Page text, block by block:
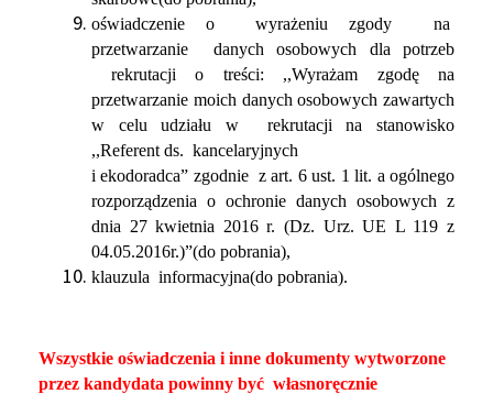
oświadczenie o wyrażeniu zgody na
przetwarzanie danych osobowych dla potrzeb
rekrutacji o treści: ,,Wyrażam zgodę na
przetwarzanie moich danych osobowych zawartych
w celu udziału w rekrutacji na stanowisko
,,Referent ds. kancelaryjnych
i ekodoradca” zgodnie z art. 6 ust. 1 lit. a ogólnego
rozporządzenia o ochronie danych osobowych z
dnia 27 kwietnia 2016 r. (Dz. Urz. UE L 119 z
04.05.2016r.)”(do pobrania),
klauzula informacyjna(do pobrania).
Wszystkie oświadczenia i inne dokumenty wytworzone
przez kandydata powinny być własnoręcznie